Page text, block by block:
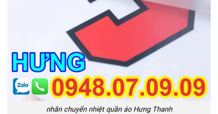
nhãn chuyển nhiệt quần áo Hưng Thanh